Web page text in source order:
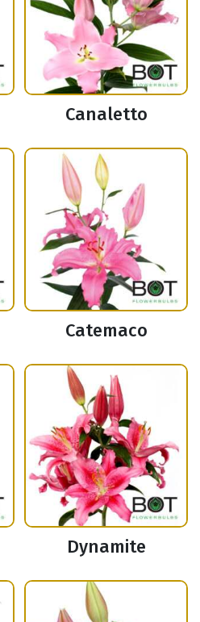
Canaletto
Catemaco
Dynamite